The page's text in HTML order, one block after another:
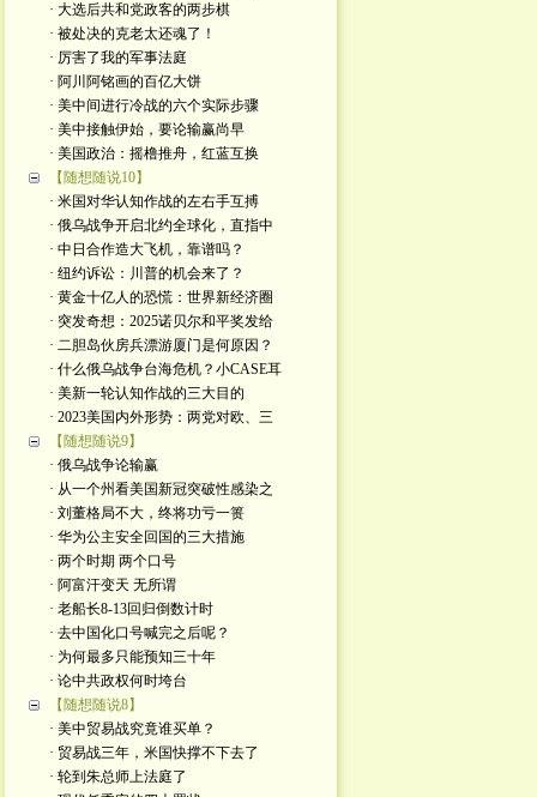
· 大选后共和党政客的两步棋
· 被处决的克老太还魂了！
· 厉害了我的军事法庭
· 阿川阿铭画的百亿大饼
· 美中间进行冷战的六个实际步骤
· 美中接触伊始，要论输赢尚早
· 美国政治：摇橹推舟，红蓝互换
【随想随说10】
· 米国对华认知作战的左右手互搏
· 俄乌战争开启北约全球化，直指中
· 中日合作造大飞机，靠谱吗？
· 纽约诉讼：川普的机会来了？
· 黄金十亿人的恐慌：世界新经济圈
· 突发奇想：2025诺贝尔和平奖发给
· 二胆岛伙房兵漂游厦门是何原因？
· 什么俄乌战争台海危机？小CASE耳
· 美新一轮认知作战的三大目的
· 2023美国内外形势：两党对欧、三
【随想随说9】
· 俄乌战争论输赢
· 从一个州看美国新冠突破性感染之
· 刘董格局不大，终将功亏一篑
· 华为公主安全回国的三大措施
· 两个时期 两个口号
· 阿富汗变天 无所谓
· 老船长8-13回归倒数计时
· 去中国化口号喊完之后呢？
· 为何最多只能预知三十年
· 论中共政权何时垮台
【随想随说8】
· 美中贸易战究竟谁买单？
· 贸易战三年，米国快撑不下去了
· 轮到朱总师上法庭了